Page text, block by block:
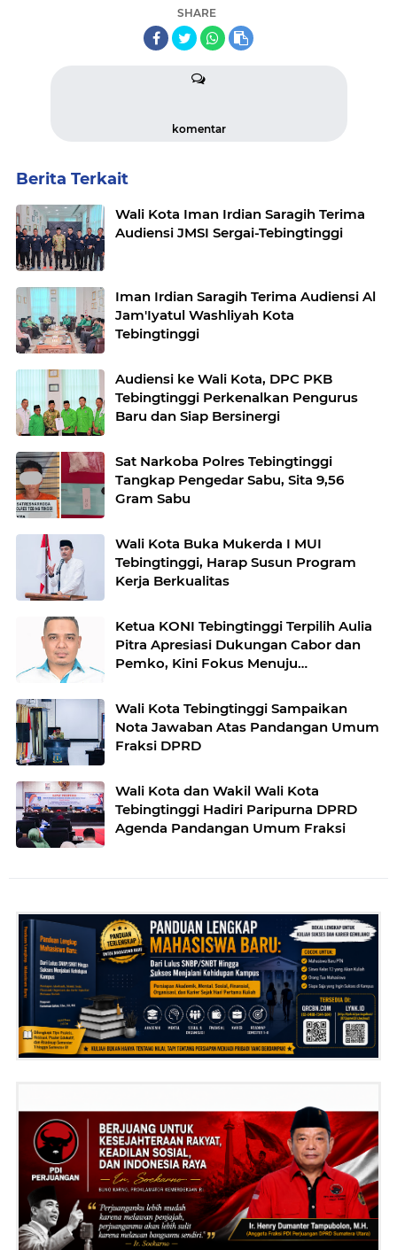
SHARE
komentar
Berita Terkait
Wali Kota Iman Irdian Saragih Terima
Audiensi JMSI Sergai-Tebingtinggi
Iman Irdian Saragih Terima Audiensi Al
Jam'Iyatul Washliyah Kota
Tebingtinggi
Audiensi ke Wali Kota, DPC PKB
Tebingtinggi Perkenalkan Pengurus
Baru dan Siap Bersinergi
Sat Narkoba Polres Tebingtinggi
Tangkap Pengedar Sabu, Sita 9,56
Gram Sabu
Wali Kota Buka Mukerda I MUI
Tebingtinggi, Harap Susun Program
Kerja Berkualitas
Ketua KONI Tebingtinggi Terpilih Aulia
Pitra Apresiasi Dukungan Cabor dan
Pemko, Kini Fokus Menuju
Wali Kota Tebingtinggi Sampaikan
Nota Jawaban Atas Pandangan Umum
Fraksi DPRD
Wali Kota dan Wakil Wali Kota
Tebingtinggi Hadiri Paripurna DPRD
Agenda Pandangan Umum Fraksi